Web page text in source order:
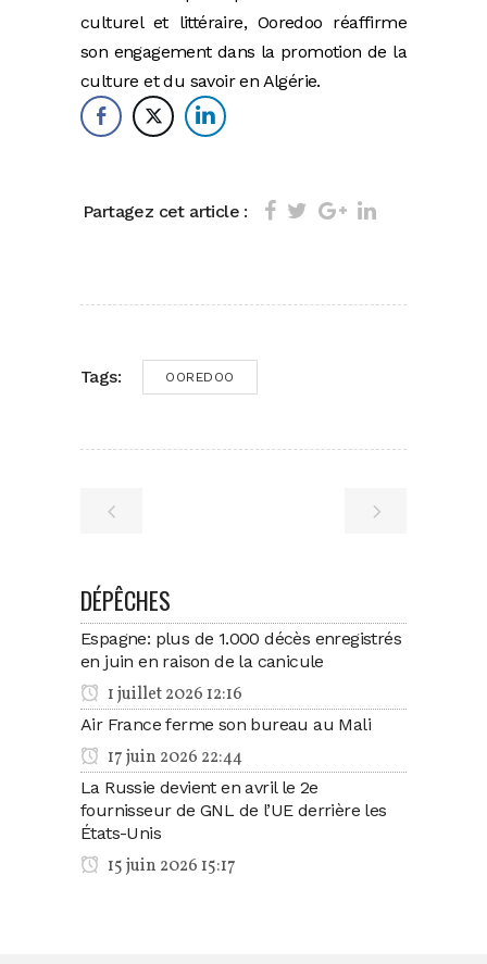
culturel et littéraire, Ooredoo réaffirme
son engagement dans la promotion de la
culture et du savoir en Algérie.
Partagez cet article :
Tags: OOREDOO
DÉPÊCHES
Espagne: plus de 1.000 décès enregistrés
en juin en raison de la canicule
1 juillet 2026 12:16
Air France ferme son bureau au Mali
17 juin 2026 22:44
La Russie devient en avril le 2e
fournisseur de GNL de l’UE derrière les
États-Unis
15 juin 2026 15:17